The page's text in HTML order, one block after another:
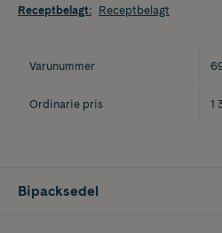
Receptbelagt: Receptbelagt
Varunummer
Ordinarie pris 1
Bipacksedel